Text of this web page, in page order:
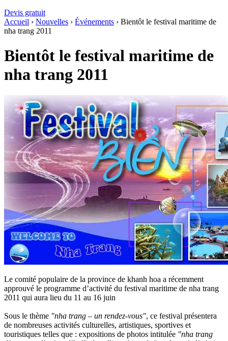
Devis gratuit
Accueil › Nouvelles › Événements › Bientôt le festival maritime de
nha trang 2011
Bientôt le festival maritime de
nha trang 2011
Le comité populaire de la province de khanh hoa a récemment
approuvé le programme d’activité du festival maritime de nha trang
2011 qui aura lieu du 11 au 16 juin
Sous le thème "nha trang – un rendez-vous", ce festival présentera
de nombreuses activités culturelles, artistiques, sportives et
touristiques telles que : expositions de photos intitulée "nha trang